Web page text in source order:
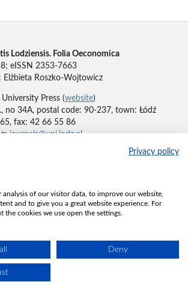
Privacy policy
analysis of our visitor data, to improve our website,
and to give you a great website experience. For
the cookies we use open the settings.
Deny
Lodziensis. Folia Oeconomica
eISSN 2353-7663
Elżbieta Roszko-Wojtowicz
University Press (website)
no 34A, postal code: 90-237, town: Łódź
65, fax: 42 66 55 86
journals@uni.lodz.pl